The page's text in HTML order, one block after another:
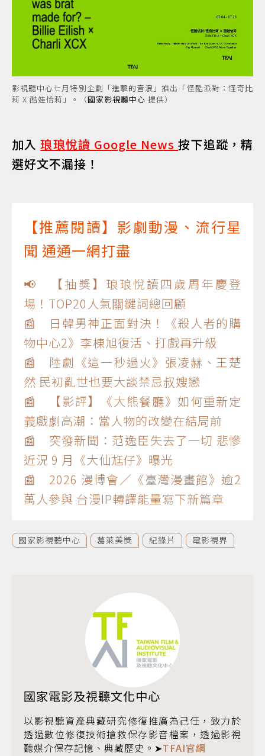
影視聽中心七月特別企劃「進擊的音浪」推出「怪酷派對：怪奇比
莉 X 酷娃恰莉」。（國家影視聽中心 提供）
加入琅琅悅讀 Google News按下追蹤，精
選好文不漏接！
【推薦閱讀】影劇動漫、流行星
聞 通通一網打盡
📢 【抽獎】琅琅悅讀四歲周年慶登
場！TOP20人氣關鍵詞總回顧
📰 日韓男神正面對決！《殺人者的購
物中心2》李棟旭復活、打戲再升級
📰 陸劇《這一秒過火》張凌赫、王楚
然 民初亂世也要大談禁忌叔嫂戀
📰 【影評】《大熊餐廳》如何重新定
義戲劇高潮：當人物的改變在結局前
📰 突發新聞：范逸臣失去了一切 悲慘
近況 9 月《大仙尪仔》曝光
📰 2026 漫博會／《臺灣漫畫館》逾2
萬人參與 台漫IP轉譯能量寫下新篇章
國家影視聽中心 葛萊美獎 紀錄片 電影視界
國家電影及視聽文化中心
以影視聽資產典藏研究修復推廣為己任，致力於
透過數位修復技術搶救保存影音檔案，透過影視
聽媒介保存記憶、典藏歷史。➤TFAI官網